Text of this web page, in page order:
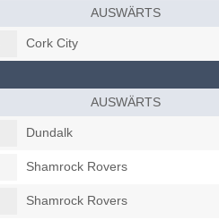
AUSWÄRTS
Cork City
AUSWÄRTS
Dundalk
Shamrock Rovers
Shamrock Rovers